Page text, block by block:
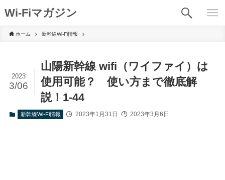
Wi-Fiマガジン
ホーム 新幹線Wi-Fi情報
山陽新幹線 wifi（ワイファイ）は
使用可能？ 使い方まで徹底解
説！1-44
2023
3/06
新幹線Wi-Fi情報 2023年1月31日 2023年3月6日